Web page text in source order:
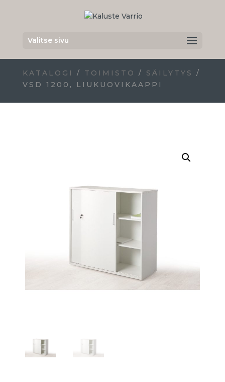
Valitse sivu
KATALOGI / TOIMISTO / SÄILYTYS
/
VSD 1200, LIUKUOVIKAAPPI